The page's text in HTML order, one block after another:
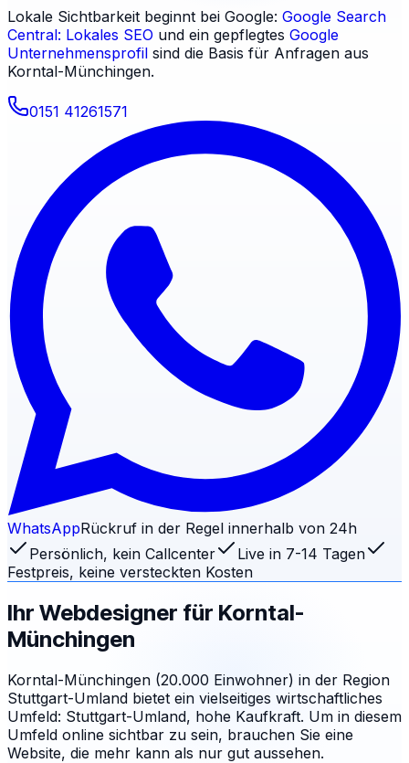
Lokale Sichtbarkeit beginnt bei Google: Google Search
Central: Lokales SEO und ein gepflegtes Google
Unternehmensprofil sind die Basis für Anfragen aus
Korntal-Münchingen.
0151 41261571
WhatsAppRückruf in der Regel innerhalb von 24h
Persönlich, kein Callcenter
Live in 7-14 Tagen
Festpreis, keine versteckten Kosten
Ihr Webdesigner für Korntal-
Münchingen
Korntal-Münchingen (20.000 Einwohner) in der Region
Stuttgart-Umland bietet ein vielseitiges wirtschaftliches
Umfeld: Stuttgart-Umland, hohe Kaufkraft. Um in diesem
Umfeld online sichtbar zu sein, brauchen Sie eine
Website, die mehr kann als nur gut aussehen.